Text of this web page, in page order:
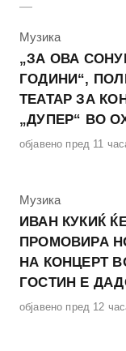
КАтегорија
Музика
„ЗА ОВА
ГОДИНИ“,
ТЕАТАР ЗА
„ДУПЕР“ ВО
Објавено
објавено пред 11
КАтегорија
Музика
ИВАН КУКИЌ
ПРОМОВИРА
НА КОНЦЕРТ
ГОСТИН Е
Објавено
објавено пред 12